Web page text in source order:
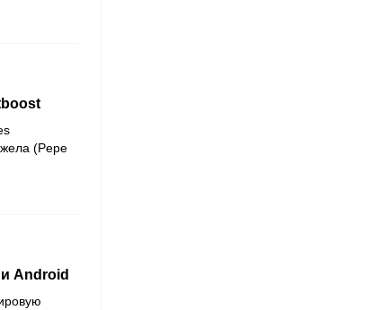
(Pepe
Android